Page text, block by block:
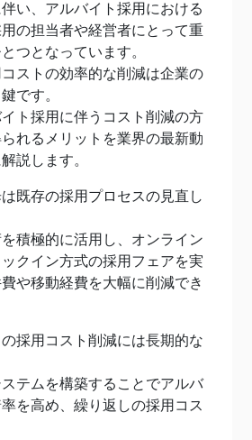
い、アルバイト採用における
の担当者や経営者にとって重
つとなっています。
ストの効率的な削減は企業の
です。
ト採用に伴うコスト削減の方
れるメリットを業界の最新動
説します。
既存の採用プロセスの見直し
積極的に活用し、オンライン
クイン方式の採用フェアを実
や移動経費を大幅に削減でき
採用コスト削減には長期的な
テムを構築することでアルバ
を高め、繰り返しの採用コス